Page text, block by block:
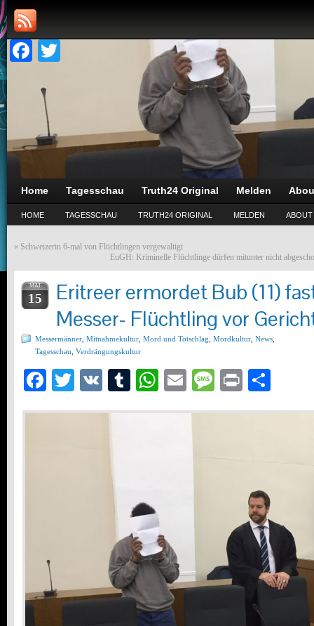
Facebook
Home Tagesschau Truth24 Original Melden
HOME TAGESSCHAU TRUTH24 ORIGINAL MELDEN ABOUT
« Schweizerin 6-mal von Flüchtlingen vergewaltigt
EuGH: Kriminelle Flüchtlinge dürfen mitunter nicht
MAI
15
Eritreer ermordet Bub (11)
Messer- Flüchtling vor
Messermänner Mitnahmekultur Mord und Totschlag Mordkultur News
Tagesschau Verdrängungskultur
Facebook
Twitter
VK Tumblr
WhatsApp
EmailMessage
Print